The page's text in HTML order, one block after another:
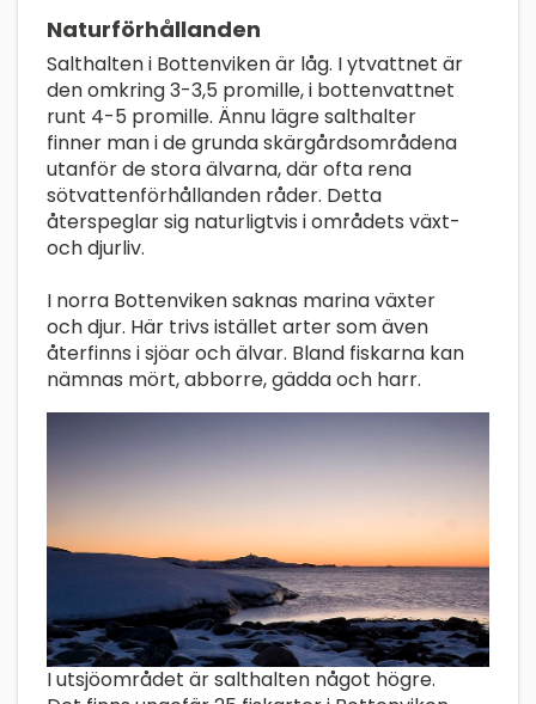
Naturförhållanden
Salthalten i Bottenviken är låg. I ytvattnet är
den omkring 3-3,5 promille, i bottenvattnet
runt 4-5 promille. Ännu lägre salthalter
finner man i de grunda skärgårdsområdena
utanför de stora älvarna, där ofta rena
sötvattenförhållanden råder. Detta
återspeglar sig naturligtvis i områdets växt-
och djurliv.
I norra Bottenviken saknas marina växter
och djur. Här trivs istället arter som även
återfinns i sjöar och älvar. Bland fiskarna kan
nämnas mört, abborre, gädda och harr.
I utsjöområdet är salthalten något högre.